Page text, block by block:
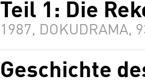
Teil 1: Die
1987, DOKUDRAMA,
Geschichte